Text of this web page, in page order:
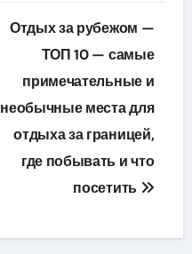
Отдых за рубежом —
ТОП 10 — самые
примечательные и
необычные места для
отдыха за границей,
где побывать и что
посетить